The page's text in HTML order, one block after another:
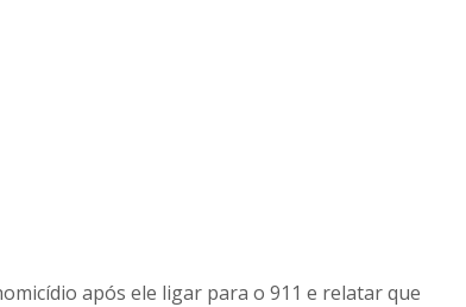
após ele ligar para o 911 e relatar que